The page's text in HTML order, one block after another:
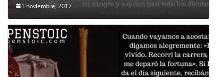
1 noviembre, 2017